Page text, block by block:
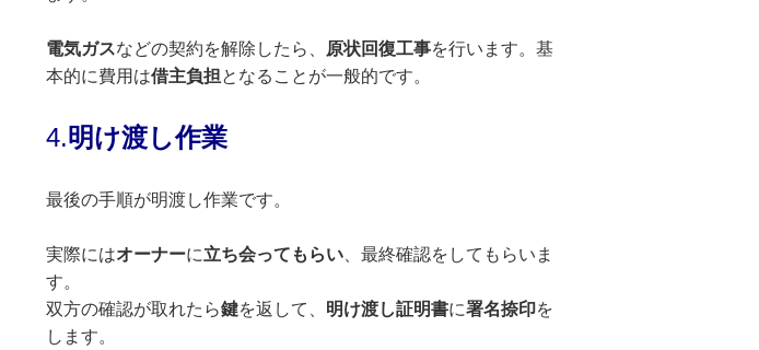
電気ガスなどの契約を解除したら、 原状回復工事を行います。基
本的に費用は借主負担となることが一般的です。
4.明け渡し作業
最後の手順が明渡し作業です。
実際にはオーナーに立ち会ってもらい 、最終確認をしてもらいま
す。
双方の確認が取れたら鍵を返して、 明け渡し証明書に署名捺印を
します。